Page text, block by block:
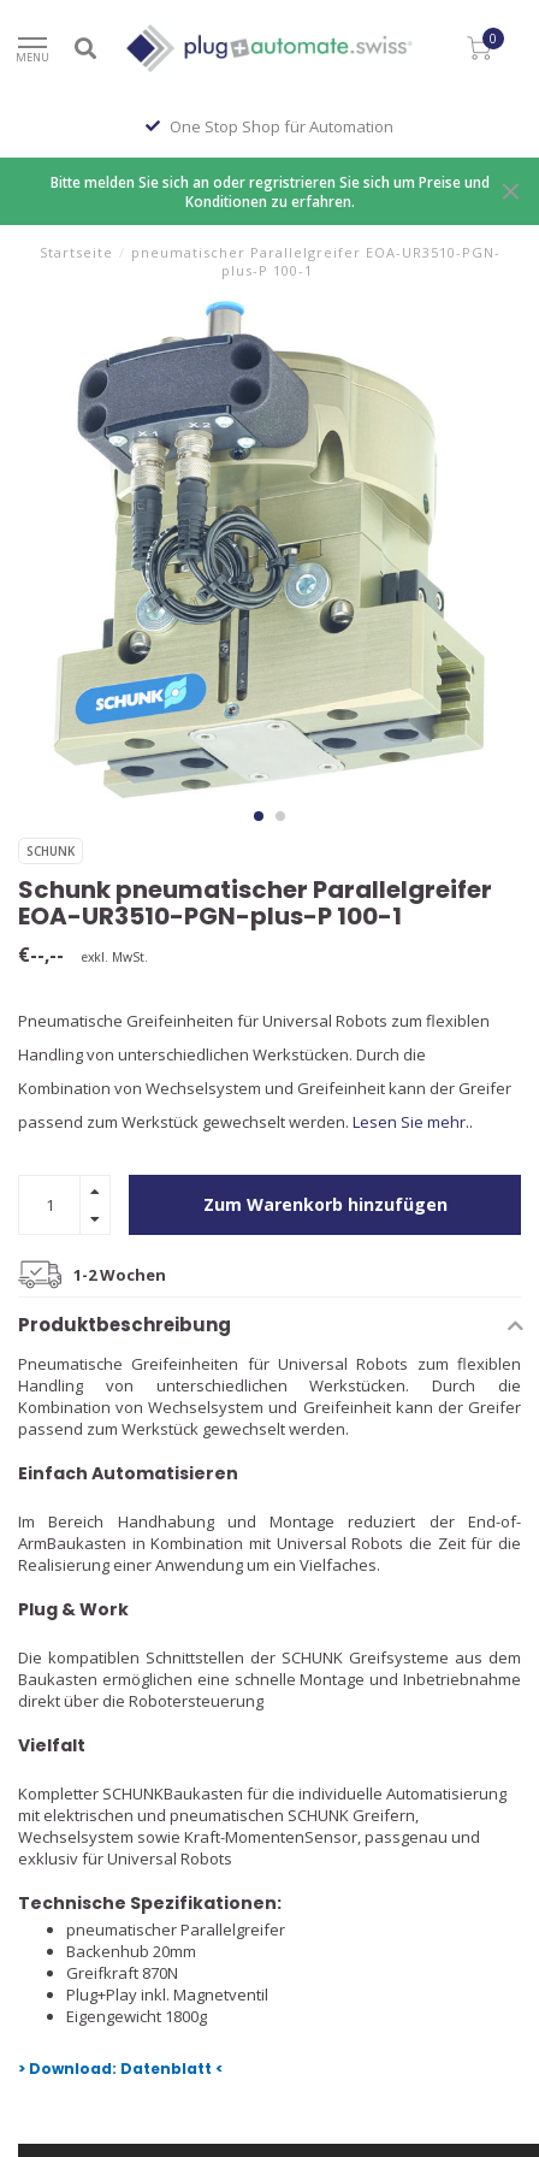
MENU
0
One Stop Shop für Automation
Bitte melden Sie sich an oder regristrieren Sie sich um Preise und
Konditionen zu erfahren.
Startseite / pneumatischer Parallelgreifer EOA-UR3510-PGN-
plus-P 100-1
SCHUNK
Schunk pneumatischer Parallelgreifer
EOA-UR3510-PGN-plus-P 100-1
€--,-- exkl. MwSt.
Pneumatische Greifeinheiten für Universal Robots zum flexiblen
Handling von unterschiedlichen Werkstücken. Durch die
Kombination von Wechselsystem und Greifeinheit kann der Greifer
passend zum Werkstück gewechselt werden. Lesen Sie mehr..
Zum Warenkorb hinzufügen
1-2 Wochen
Produktbeschreibung
Pneumatische Greifeinheiten für Universal Robots zum flexiblen
Handling von unterschiedlichen Werkstücken. Durch die
Kombination von Wechselsystem und Greifeinheit kann der Greifer
passend zum Werkstück gewechselt werden.
Einfach Automatisieren
Im Bereich Handhabung und Montage reduziert der End-of-
ArmBaukasten in Kombination mit Universal Robots die Zeit für die
Realisierung einer Anwendung um ein Vielfaches.
Plug & Work
Die kompatiblen Schnittstellen der SCHUNK Greifsysteme aus dem
Baukasten ermöglichen eine schnelle Montage und Inbetriebnahme
direkt über die Robotersteuerung
Vielfalt
Kompletter SCHUNKBaukasten für die individuelle Automatisierung
mit elektrischen und pneumatischen SCHUNK Greifern,
Wechselsystem sowie Kraft-MomentenSensor, passgenau und
exklusiv für Universal Robots
Technische Spezifikationen:
pneumatischer Parallelgreifer
Backenhub 20mm
Greifkraft 870N
Plug+Play inkl. Magnetventil
Eigengewicht 1800g
> Download: Datenblatt <